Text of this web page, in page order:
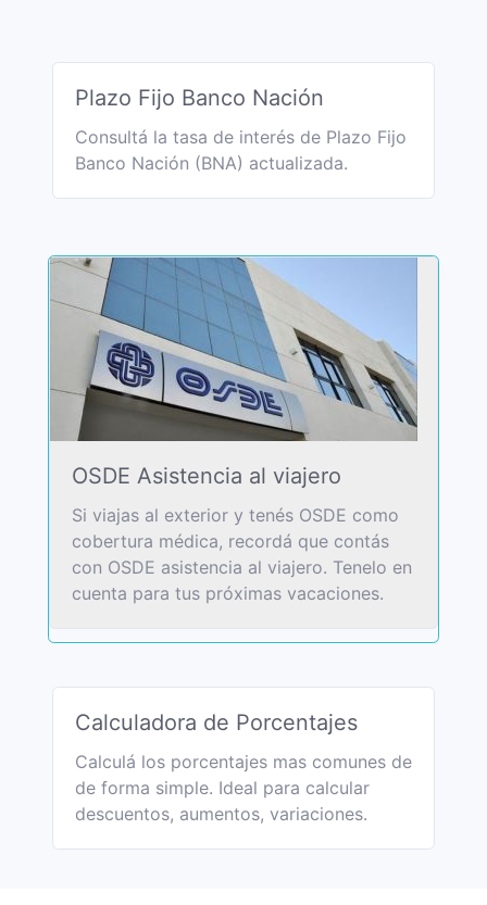
Plazo Fijo Banco Nación
Consultá la tasa de interés de Plazo Fijo
Banco Nación (BNA) actualizada.
OSDE Asistencia al viajero
Si viajas al exterior y tenés OSDE como
cobertura médica, recordá que contás
con OSDE asistencia al viajero. Tenelo en
cuenta para tus próximas vacaciones.
Calculadora de Porcentajes
Calculá los porcentajes mas comunes de
de forma simple. Ideal para calcular
descuentos, aumentos, variaciones.